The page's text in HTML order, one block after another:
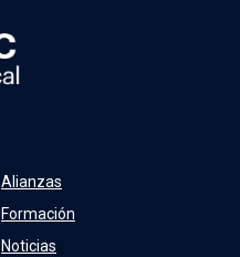
Alianzas
Formación
Noticias